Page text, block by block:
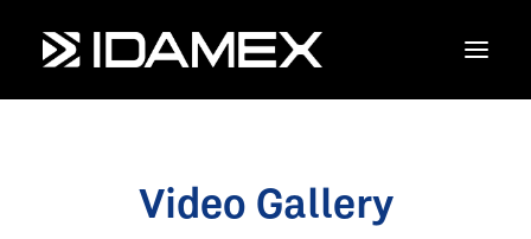
Video Gallery